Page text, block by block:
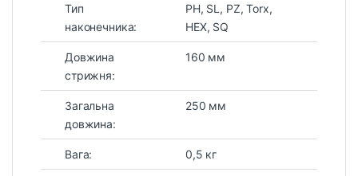
Тип
наконечника:
PH, SL, PZ, Torx,
HEX, SQ
Довжина
стрижня:
160 мм
Загальна
довжина:
250 мм
Вага: 0,5 кг